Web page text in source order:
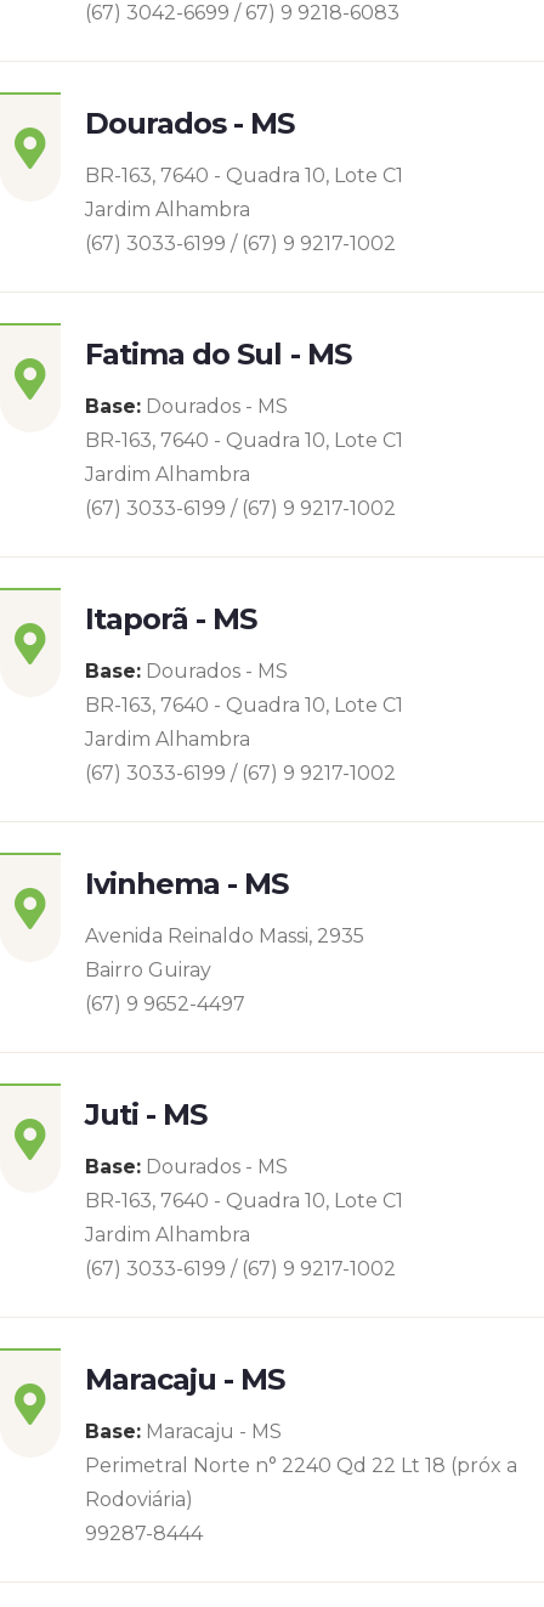
(67) 3042-6699 / 67) 9 9218-6083
Dourados - MS
BR-163, 7640 - Quadra 10, Lote C1
Jardim Alhambra
(67) 3033-6199 / (67) 9 9217-1002
Fatima do Sul - MS
Base: Dourados - MS
BR-163, 7640 - Quadra 10, Lote C1
Jardim Alhambra
(67) 3033-6199 / (67) 9 9217-1002
Itaporã - MS
Base: Dourados - MS
BR-163, 7640 - Quadra 10, Lote C1
Jardim Alhambra
(67) 3033-6199 / (67) 9 9217-1002
Ivinhema - MS
Avenida Reinaldo Massi, 2935
Bairro Guiray
(67) 9 9652-4497
Juti - MS
Base: Dourados - MS
BR-163, 7640 - Quadra 10, Lote C1
Jardim Alhambra
(67) 3033-6199 / (67) 9 9217-1002
Maracaju - MS
Base: Maracaju - MS
Perimetral Norte n° 2240 Qd 22 Lt 18 (próx a
Rodoviária)
99287-8444